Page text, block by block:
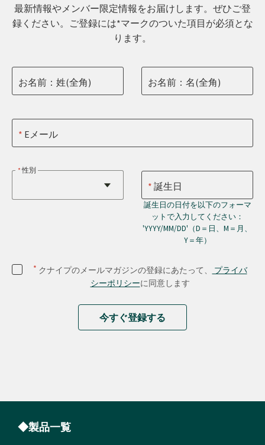
最新情報やメンバー限定情報をお届けします。ぜひご登
録ください。ご登録には*マークのついた項目が必須とな
ります。
お名前：姓(全角) お名前：名(全角)
Eメール
性別
誕生日
誕生日の日付を以下のフォーマ
ットで入力してください：
'YYYY/MM/DD'（D＝日、M＝月、
Y＝年）
* クナイプのメールマガジンの登録にあたって、
プライバ
シーポリシーに同意します
今すぐ登録する
◆製品一覧